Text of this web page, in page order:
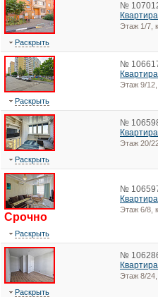
№
Квартира
Этаж 1/7,
Раскрыть
№
Квартира
Этаж 9/
Раскрыть
№
Квартира
Этаж 20/
Раскрыть
Срочно
№
Квартира
Этаж 6/8,
Раскрыть
№
Квартира
Этаж 8/
Раскрыть